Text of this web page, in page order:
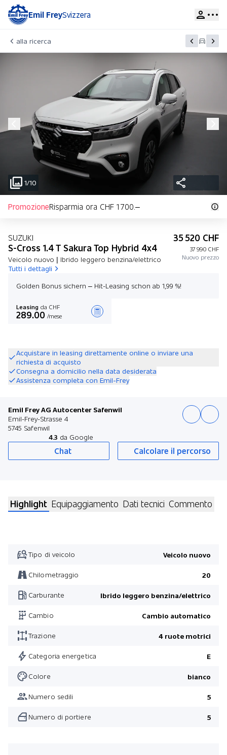
Emil FreySvizzera
alla ricerca
1/10
PromozioneRisparmia ora CHF 1 700.–
SUZUKI
S-Cross 1.4 T Sakura Top Hybrid 4x4
Veicolo nuovo | Ibrido leggero benzina/elettrico
Tutti i dettagli
35 520 CHF
37 990 CHF
Nuovo prezzo
Golden Bonus sichern – Hit-Leasing schon ab 1,99 %!
Leasing da CHF
289.00 /mese
Acquistare in leasing direttamente online o inviare una
richiesta di acquisto
Consegna a domicilio nella data desiderata
Assistenza completa con Emil-Frey
Emil Frey AG Autocenter Safenwil
Emil-Frey-Strasse 4
5745 Safenwil
4.3 da Google
Chat Calcolare il percorso
Highlight Equipaggiamento Dati tecnici Commento
Tipo di veicolo Veicolo nuovo
Chilometraggio 20
Carburante Ibrido leggero benzina/elettrico
Cambio Cambio automatico
Trazione 4 ruote motrici
Categoria energetica E
Colore bianco
Numero sedili 5
Numero di portiere 5